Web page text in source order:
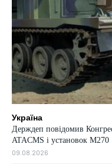
Україна
Держдеп повідомив
ATACMS і установок M270
09.08.2026